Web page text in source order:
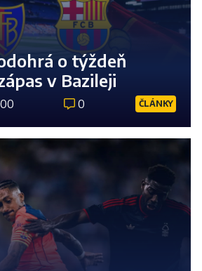
o týždeň
v Bazileji
0 ČLÁNKY